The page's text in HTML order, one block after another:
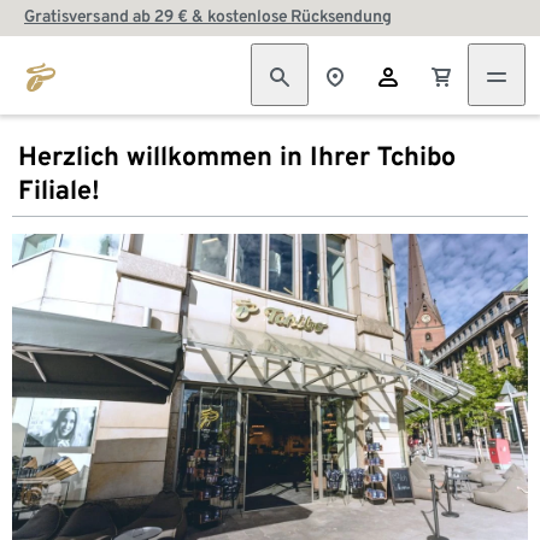
Gratisversand ab 29 € & kostenlose Rücksendung
Herzlich willkommen in Ihrer Tchibo
Filiale!